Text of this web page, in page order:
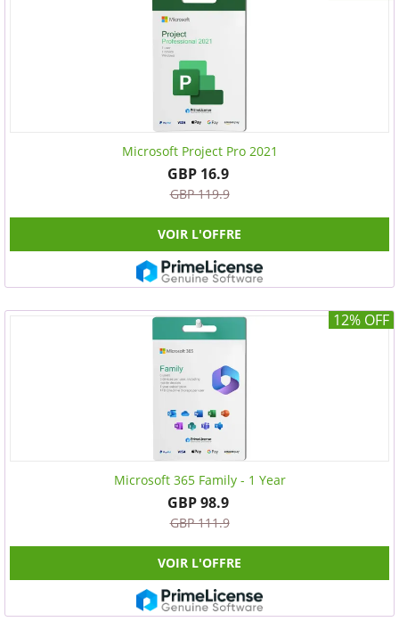
Microsoft Project Pro 2021
GBP 16.9
GBP 119.9
VOIR L'OFFRE
12% OFF
Microsoft 365 Family - 1 Year
GBP 98.9
GBP 111.9
VOIR L'OFFRE